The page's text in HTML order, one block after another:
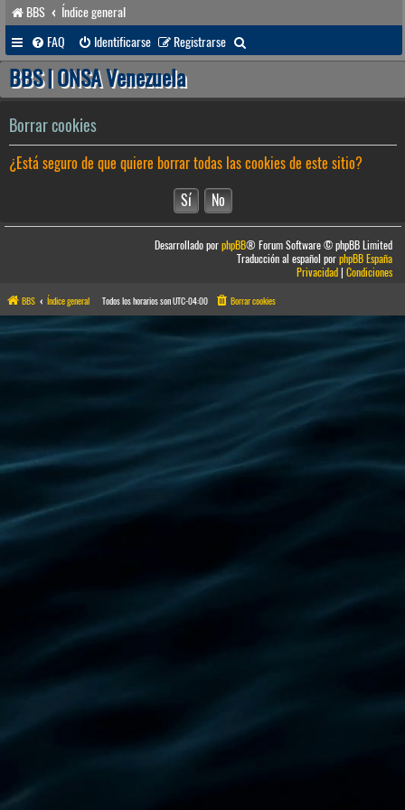
BBS
Índice general
FAQ
Identificarse Registrarse
u
a
r
BBS | ONSA Venezuela
Borrar cookies
¿Está seguro de que quiere borrar todas las cookies de este sitio?
Desarrollado porphpBB® Forum Software © phpBB Limited
Traducción al español porphpBB España
Privacidad|Condiciones
BBS Índice general Todos los horarios sonUTC-04:00 Borrar cookies